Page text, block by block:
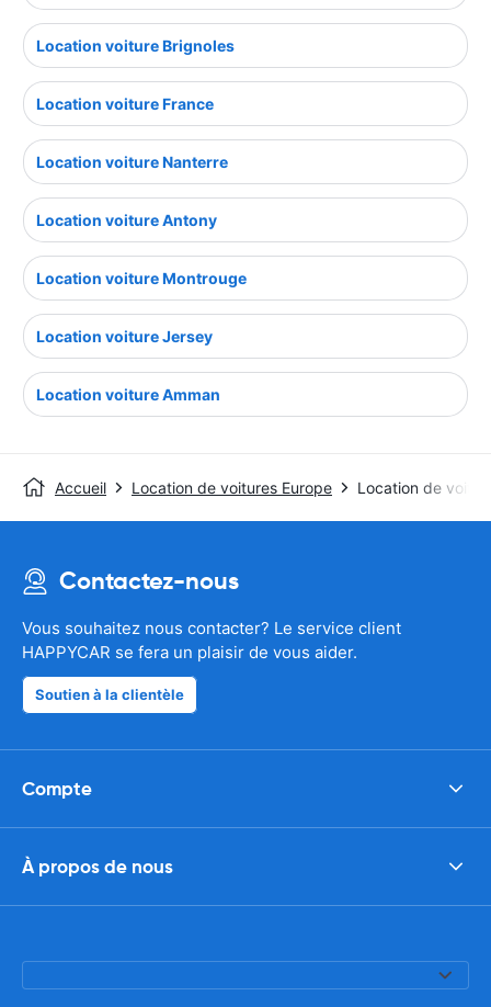
Location voiture Brignoles
Location voiture France
Location voiture Nanterre
Location voiture Antony
Location voiture Montrouge
Location voiture Jersey
Location voiture Amman
Accueil Location de voitures Europe Location de
Contactez-nous
Vous souhaitez nous contacter? Le service client
HAPPYCAR se fera un plaisir de vous aider.
Soutien à la clientèle
Compte
À propos de nous